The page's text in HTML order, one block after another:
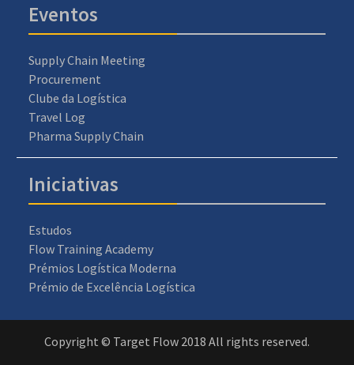
Eventos
Supply Chain Meeting
Procurement
Clube da Logística
Travel Log
Pharma Supply Chain
Iniciativas
Estudos
Flow Training Academy
Prémios Logística Moderna
Prémio de Excelência Logística
Copyright © Target Flow 2018 All rights reserved.